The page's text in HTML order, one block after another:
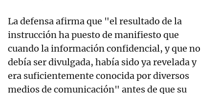
La defensa afirma que "el resultado de la
instrucción ha puesto de manifiesto que
cuando la información confidencial, y que no
debía ser divulgada, había sido ya revelada y
era suficientemente conocida por diversos
medios de comunicación" antes de que su